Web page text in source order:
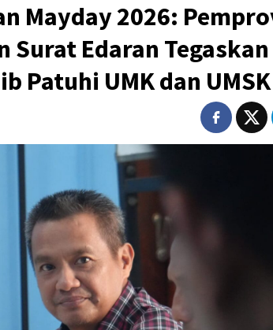
Mayday 2026:
Edaran Tegaskan
Patuhi UMK dan UMSK